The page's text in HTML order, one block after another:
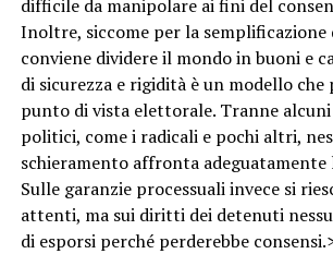
difficile da manipolare ai fini del
Inoltre, siccome per la
conviene dividere il mondo in buoni e
di sicurezza e rigidità è un modello che
punto di vista elettorale. Tranne
politici, come i radicali e pochi altri,
schieramento affronta adeguatamente
Sulle garanzie processuali invece si
attenti, ma sui diritti dei detenuti
di esporsi perché perderebbe